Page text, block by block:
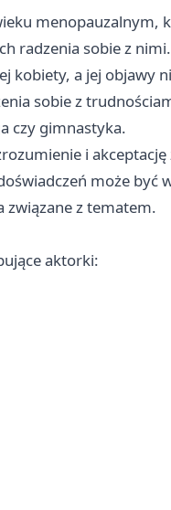
menopauzalnym,
radzenia sobie z
kobiety, a jej objawy
sobie z
czy gimnastyka.
i
może być
związane z tematem.
aktorki: